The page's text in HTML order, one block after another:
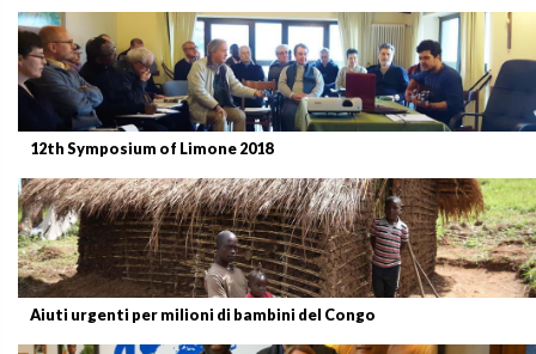
12th Symposium of Limone 2018
Aiuti urgenti per milioni di bambini del Congo